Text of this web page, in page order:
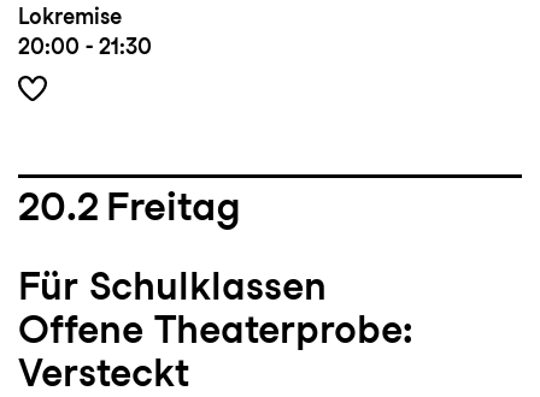
Lokremise
20:00 - 21:30
20.2 Freitag
Für Schulklassen
Offene Theaterprobe:
Versteckt